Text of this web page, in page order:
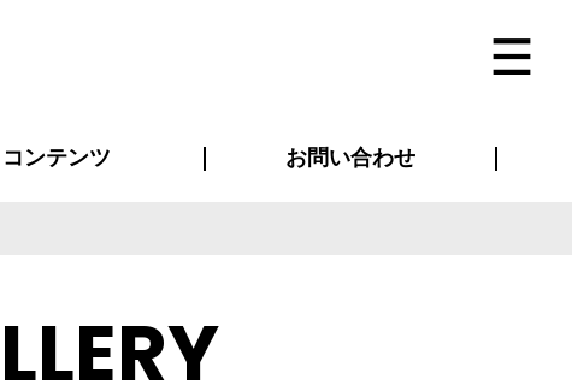
コンテンツ お問い合わせ